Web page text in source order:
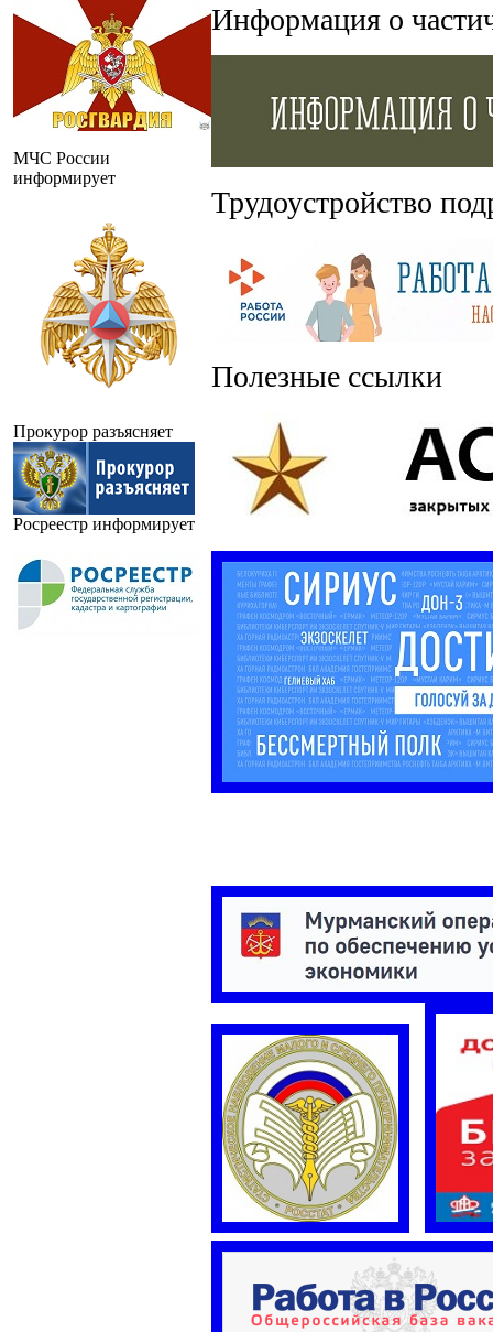
МЧС России
информирует
Прокурор разъясняет
Росреестр информирует
Информация о
Трудоустройство
Полезные ссылки